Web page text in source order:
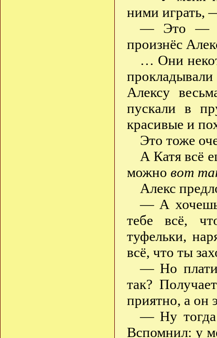
ними играть,
— Это —
произнёс
… Они
Алексу
пускали в
красивые и
Это тоже
А Катя всё
можно вот
Алекс
— А
тебе всё,
туфельки,
всё, что ты
— Но
так?
приятно, а он
— Ну
Вспомнил: у